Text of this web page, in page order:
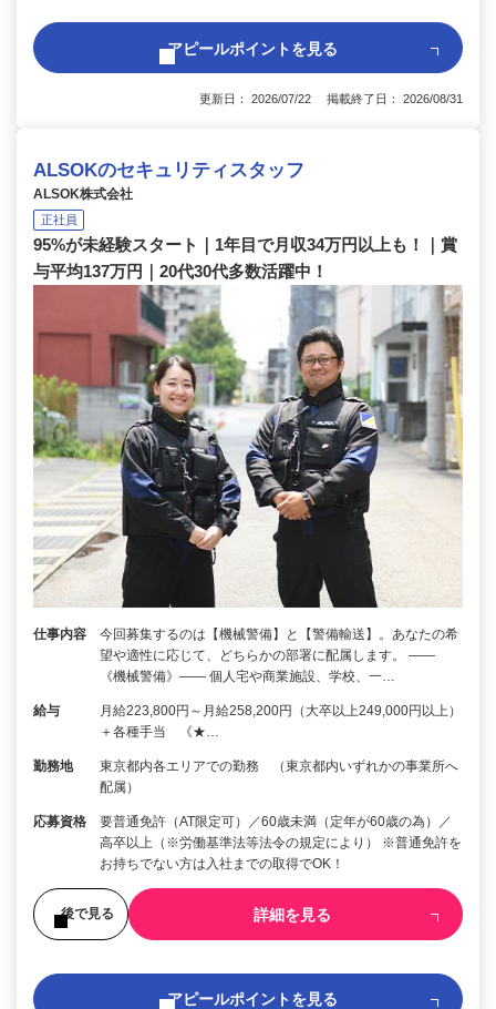
アピールポイントを見る
更新日： 2026/07/22 掲載終了日： 2026/08/31
ALSOKのセキュリティスタッフ
ALSOK株式会社
正社員
95%が未経験スタート｜1年目で月収34万円以上も！｜賞
与平均137万円｜20代30代多数活躍中！
仕事内容
今回募集するのは【機械警備】と【警備輸送】。あなたの希
望や適性に応じて、どちらかの部署に配属します。 ――
《機械警備》―― 個人宅や商業施設、学校、一…
給与
月給223,800円～月給258,200円（大卒以上249,000円以上）
＋各種手当 《★…
勤務地
東京都内各エリアでの勤務 （東京都内いずれかの事業所へ
配属）
応募資格
要普通免許（AT限定可）／60歳未満（定年が60歳の為）／
高卒以上（※労働基準法等法令の規定により） ※普通免許を
お持ちでない方は入社までの取得でOK！
後で見る 詳細を見る
アピールポイントを見る